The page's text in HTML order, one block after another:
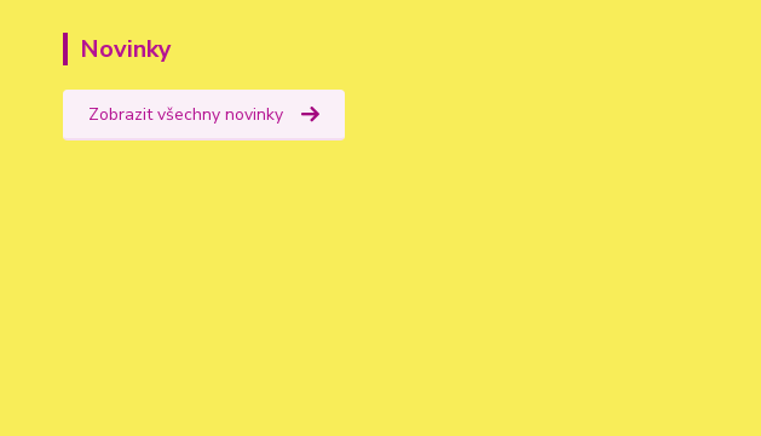
Novinky
Zobrazit všechny novinky